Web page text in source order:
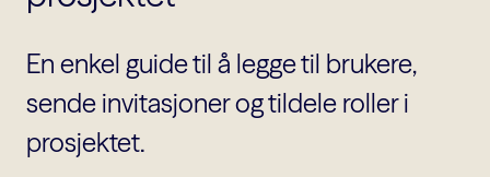
En enkel guide til å legge til brukere,
sende invitasjoner og tildele roller i
prosjektet.